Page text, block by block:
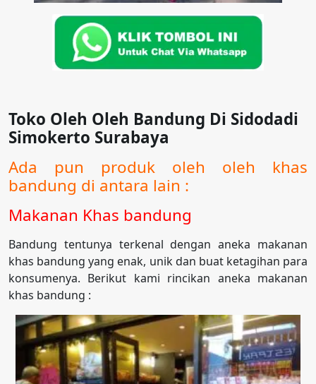
Toko Oleh Oleh Bandung Di Sidodadi
Simokerto Surabaya
Ada pun produk oleh oleh khas
bandung di antara lain :
Makanan Khas bandung
Bandung tentunya terkenal dengan aneka makanan
khas bandung yang enak, unik dan buat ketagihan para
konsumenya. Berikut kami rincikan aneka makanan
khas bandung :